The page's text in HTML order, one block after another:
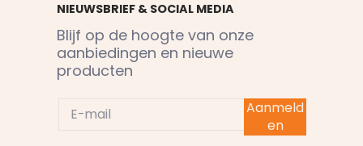
NIEUWSBRIEF & SOCIAL MEDIA
Blijf op de hoogte van onze
aanbiedingen en nieuwe
producten
E-mail
Aanmeld
en